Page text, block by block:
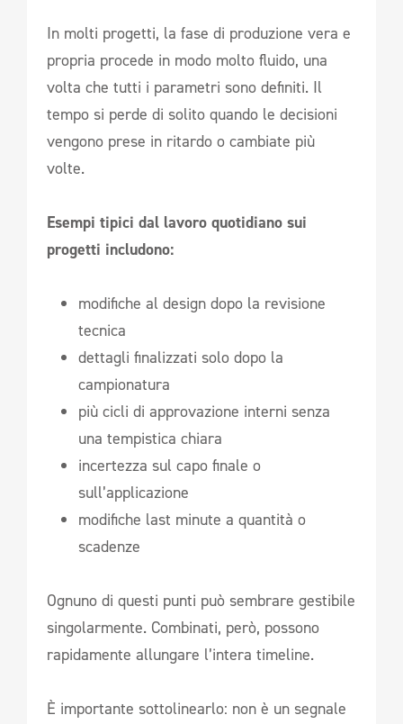
In molti progetti, la fase di produzione vera e
propria procede in modo molto fluido, una
volta che tutti i parametri sono definiti. Il
tempo si perde di solito quando le decisioni
vengono prese in ritardo o cambiate più
volte.
Esempi tipici dal lavoro quotidiano sui
progetti includono:
modifiche al design dopo la revisione
tecnica
dettagli finalizzati solo dopo la
campionatura
più cicli di approvazione interni senza
una tempistica chiara
incertezza sul capo finale o
sull’applicazione
modifiche last minute a quantità o
scadenze
Ognuno di questi punti può sembrare gestibile
singolarmente. Combinati, però, possono
rapidamente allungare l’intera timeline.
È importante sottolinearlo: non è un segnale